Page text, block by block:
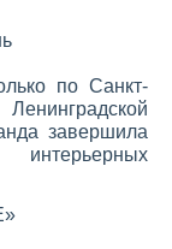
по Санкт-
завершила